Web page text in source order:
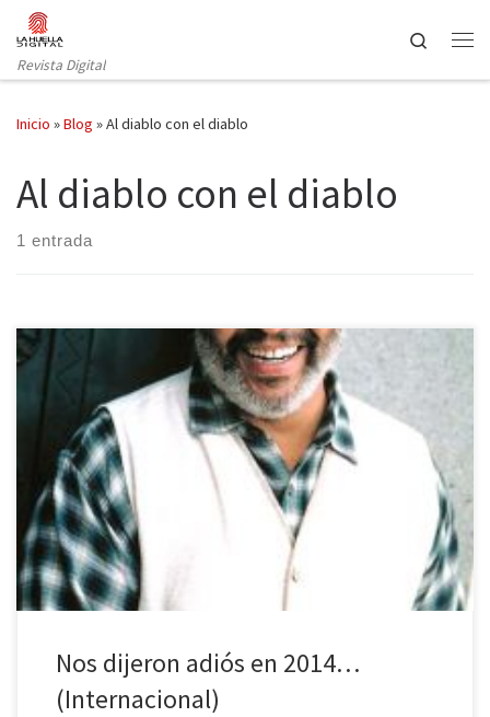
Saltar al contenido
Revista Digital
Search
Inicio »Blog »Al diablo con el diablo
Al diablo con el diablo
1 entrada
Como bien sabéis, hace unos días hacíamos un balance a los
personajes televisivos que habían fallecido en 2014 a nivel
nacional, así que hoy es el turno de hacer un repaso a los actores
famosos en el ámbito internacional que nos han dejado en el
último año, conocidos tanto en la […]
Nos dijeron adiós en 2014…
(Internacional)